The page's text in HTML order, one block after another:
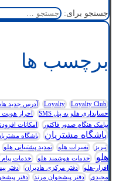
جستجو برای:
برچسب ها
Loyalty Loyalty Club آدرس جدید
حسابداری هلو به پنل SMS
احراز
پیامک هنگام صدور فاکتور
امکانات
باشگاه مشتریان
باشگاه
تبریز
تغییرات هلو تمدید پشتیبانی هلو
هلو
خدمات هوشمند هلو خدمات پیام
افزار-هلو
دفتر مرکزی هادیران دفتر
مجیدی
دفتر پیشخوان مرند دفتر